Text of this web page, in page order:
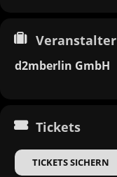
Veranstalter
d2mberlin GmbH
Tickets
TICKETS SICHERN